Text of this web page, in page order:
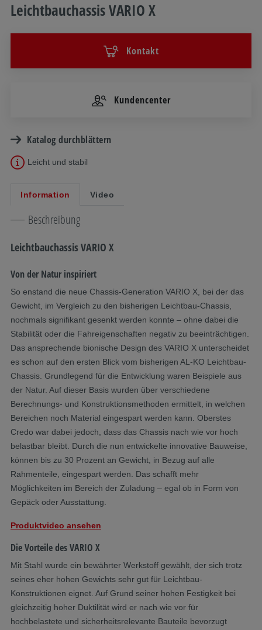
Leichtbauchassis VARIO X
Kontakt
Kundencenter
Katalog durchblättern
Leicht und stabil
Information Video
Beschreibung
Leichtbauchassis VARIO X
Von der Natur inspiriert
So enstand die neue Chassis-Generation VARIO X, bei der das
Gewicht, im Vergleich zu den bisherigen Leichtbau-Chassis,
nochmals signifikant gesenkt werden konnte – ohne dabei die
Stabilität oder die Fahreigenschaften negativ zu beeinträchtigen.
Das ansprechende bionische Design des VARIO X unterscheidet
es schon auf den ersten Blick vom bisherigen AL-KO Leichtbau-
Chassis. Grundlegend für die Entwicklung waren Beispiele aus
der Natur. Auf dieser Basis wurden über verschiedene
Berechnungs- und Konstruktionsmethoden ermittelt, in welchen
Bereichen noch Material eingespart werden kann. Oberstes
Credo war dabei jedoch, dass das Chassis nach wie vor hoch
belastbar bleibt. Durch die nun entwickelte innovative Bauweise,
können bis zu 30 Prozent an Gewicht, in Bezug auf alle
Rahmenteile, eingespart werden. Das schafft mehr
Möglichkeiten im Bereich der Zuladung – egal ob in Form von
Gepäck oder Ausstattung.
Produktvideo ansehen
Die Vorteile des VARIO X
Mit Stahl wurde ein bewährter Werkstoff gewählt, der sich trotz
seines eher hohen Gewichts sehr gut für Leichtbau-
Konstruktionen eignet. Auf Grund seiner hohen Festigkeit bei
gleichzeitig hoher Duktilität wird er nach wie vor für
hochbelastete und sicherheitsrelevante Bauteile bevorzugt